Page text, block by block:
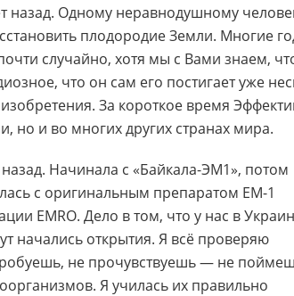
назад. Одному неравнодушному
плодородие Земли. Многие
случайно, хотя мы с Вами знаем,
что он сам его постигает уже
За короткое время
и во многих других странах мира.
Начинала с «Байкала-ЭМ1», потом
с оригинальным препаратом ЕМ-1
EMRO. Дело в том, что у нас в
начались открытия. Я всё проверяю
не прочувствуешь — не
Я училась их правильно